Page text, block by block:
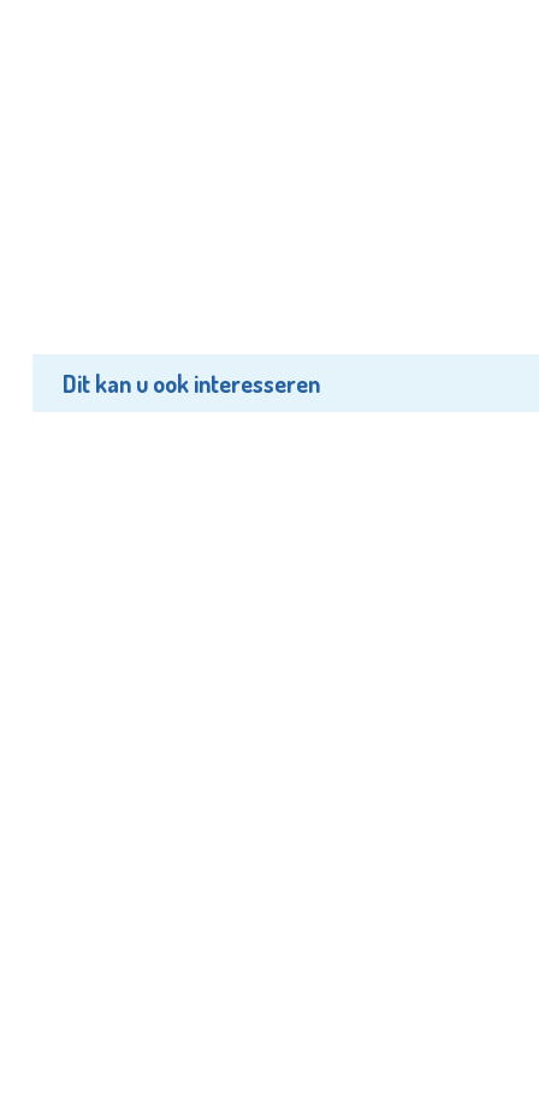
Dit kan u ook interesseren